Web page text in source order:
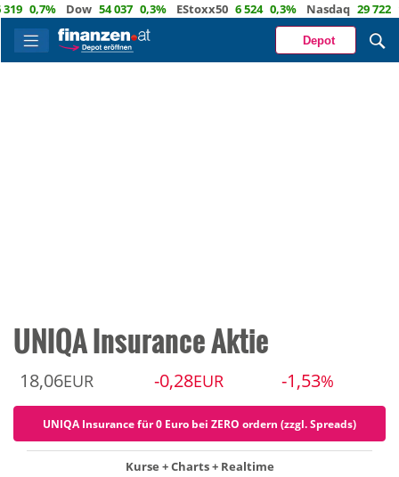
0,7% Dow 54 037 0,3% EStoxx50 6 524 0,3% Nasdaq 29 722
Depot
UNIQA Insurance Aktie
18,06EUR -0,28EUR -1,53%
UNIQA Insurance für 0 Euro bei ZERO ordern (zzgl. Spreads)
Kurse + Charts + Realtime